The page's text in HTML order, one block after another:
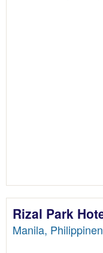
Rizal Park
Manila,